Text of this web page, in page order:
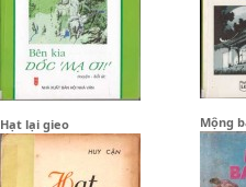
Hạt lại gieo Mộng